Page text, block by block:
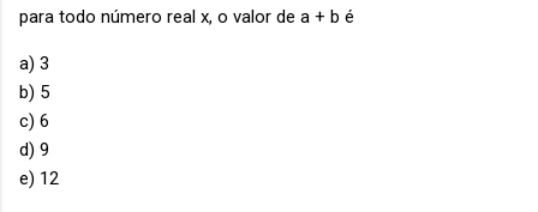
para todo número real x, o valor de a + b é
a) 3
b) 5
c) 6
d) 9
e) 12